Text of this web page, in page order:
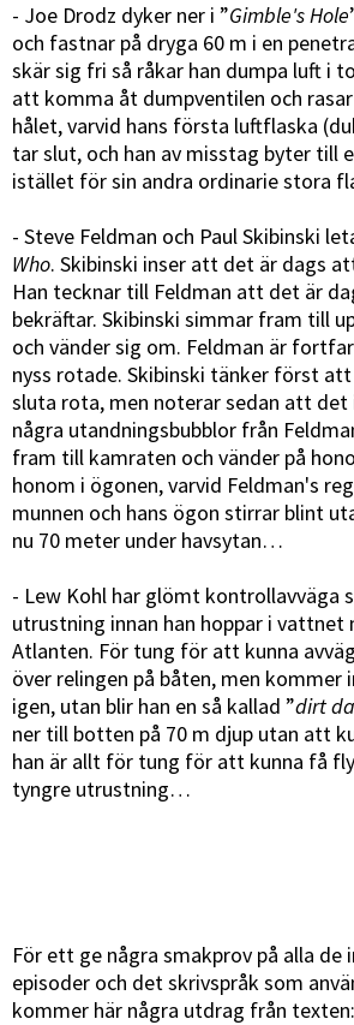
- Joe Drodz dyker ner i ”Gimble's Hole
och fastnar på dryga 60 m i en
skär sig fri så råkar han dumpa luft i
att komma åt dumpventilen och
hålet, varvid hans första luftflaska
tar slut, och han av misstag byter till
istället för sin andra ordinarie stora
- Steve Feldman och Paul Skibinski
Who. Skibinski inser att det är dags
Han tecknar till Feldman att det är
bekräftar. Skibinski simmar fram till
och vänder sig om. Feldman är
nyss rotade. Skibinski tänker först
sluta rota, men noterar sedan att
några utandningsbubblor från
fram till kamraten och vänder på
honom i ögonen, varvid Feldman's
munnen och hans ögon stirrar blint
nu 70 meter under havsytan…
- Lew Kohl har glömt kontrollavväga
utrustning innan han hoppar i vattnet
Atlanten. För tung för att kunna
över relingen på båten, men kommer
igen, utan blir han en så kallad ”dirt
ner till botten på 70 m djup utan att
han är allt för tung för att kunna få
tyngre utrustning…
För ett ge några smakprov på alla de
episoder och det skrivspråk som
kommer här några utdrag från texten: